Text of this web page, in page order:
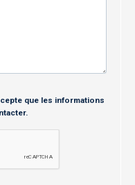
que les informations